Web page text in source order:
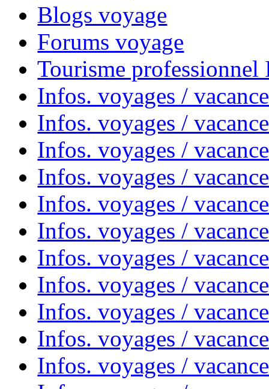
Blogs voyage
Forums voyage
Tourisme
Infos. voyages /
Infos. voyages /
Infos. voyages /
Infos. voyages /
Infos. voyages /
Infos. voyages /
Infos. voyages /
Infos. voyages /
Infos. voyages /
Infos. voyages /
Infos. voyages /